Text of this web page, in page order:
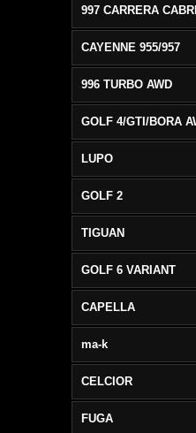
CAYENNE 955/957
996 TURBO AWD
GOLF 4/GTI/BORA
LUPO
GOLF 2
TIGUAN
GOLF 6 VARIANT
CAPELLA
ma-k
CELCIOR
FUGA